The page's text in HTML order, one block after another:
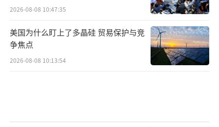
2026-08-08 10:47:35
美国为什么盯上了多晶硅 贸易保护与竞
争焦点
2026-08-08 10:13:54